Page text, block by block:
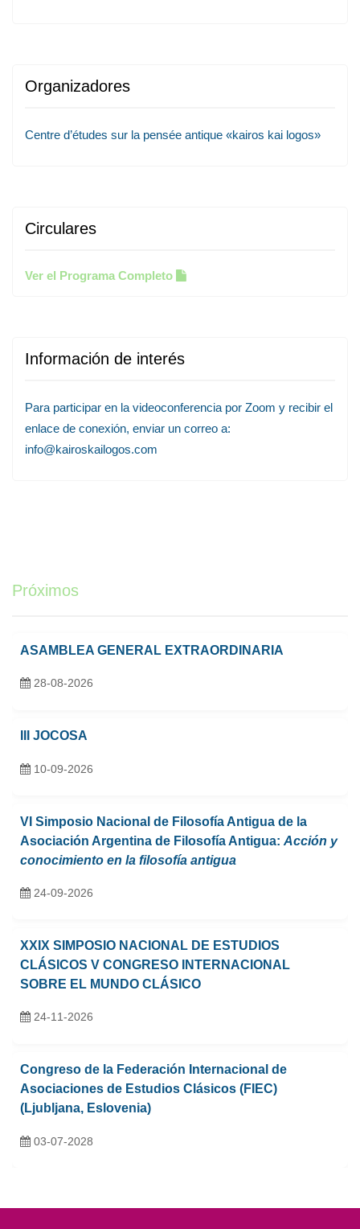
Organizadores
Centre d’études sur la pensée antique «kairos kai logos»
Circulares
Ver el Programa Completo
Información de interés
Para participar en la videoconferencia por Zoom y recibir el
enlace de conexión, enviar un correo a:
info@kairoskailogos.com
Próximos
ASAMBLEA GENERAL EXTRAORDINARIA
28-08-2026
III JOCOSA
10-09-2026
VI Simposio Nacional de Filosofía Antigua de la
Asociación Argentina de Filosofía Antigua:Acción y
conocimiento en la filosofía antigua
24-09-2026
XXIX SIMPOSIO NACIONAL DE ESTUDIOS
CLÁSICOS V CONGRESO INTERNACIONAL
SOBRE EL MUNDO CLÁSICO
24-11-2026
Congreso de la Federación Internacional de
Asociaciones de Estudios Clásicos (FIEC)
(Ljubljana, Eslovenia)
03-07-2028